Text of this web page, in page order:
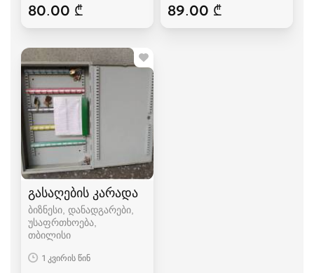
80.00 ₾ 89.00 ₾
გასაღების კარადა
ბიზნესი, დანადგარები,
უსაფრთხოება
თბილისი
1 კვირის წინ